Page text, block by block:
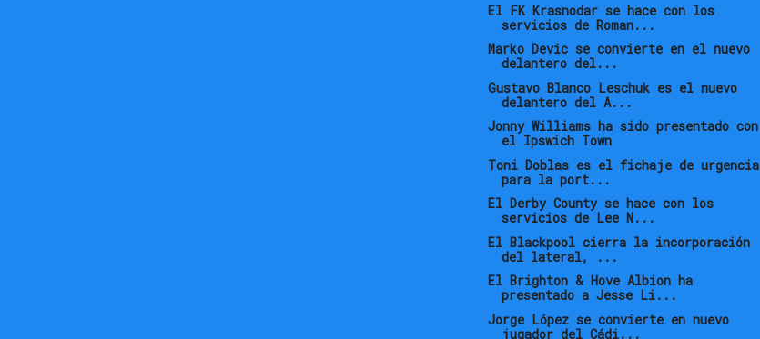
El FK Krasnodar se hace con los
servicios de Roman...
Marko Devic se convierte en el nuevo
delantero del...
Gustavo Blanco Leschuk es el nuevo
delantero del A...
Jonny Williams ha sido presentado con
el Ipswich Town
Toni Doblas es el fichaje de urgencia
para la port...
El Derby County se hace con los
servicios de Lee N...
El Blackpool cierra la incorporación
del lateral, ...
El Brighton & Hove Albion ha
presentado a Jesse Li...
Jorge López se convierte en nuevo
jugador del Cádi...